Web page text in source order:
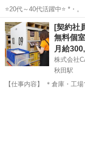
⭐20代～40代活躍中⭐ *・。 男女問わず活躍中 *・。 ￣￣￣￣￣￣￣￣
￣￣￣￣￣￣￣ 超カンタ
秋田 秋田市 倉庫
[契約社
無料個
月給
株式会社
秋田駅
【仕事内容】 ＊倉庫・工場での稼